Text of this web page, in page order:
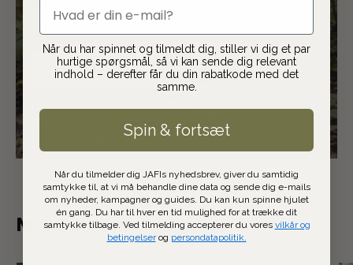
gavn af.
SE PRODUKTER
Mere indenfor jagt
email
Når du har spinnet og tilmeldt dig, stiller vi dig et par
hurtige spørgsmål, så vi kan sende dig relevant
indhold – derefter får du din rabatkode med det
samme.
Spin & fortsæt
Når du tilmelder dig JAFIs nyhedsbrev, giver du samtidig
samtykke til, at vi må behandle dine data og sende dig e-mails
om nyheder, kampagner og guides. Du kan kun spinne hjulet
én gang. Du har til hver en tid mulighed for at trække dit
samtykke tilbage. Ved tilmelding accepterer du vores vilkår og
betingelserog persondatapolitik.